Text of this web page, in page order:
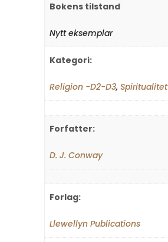
Bokens tilstand
Nytt eksemplar
Kategori:
Religion -D2-D3,
Forfatter:
D. J. Conway
Forlag:
Llewellyn Publications